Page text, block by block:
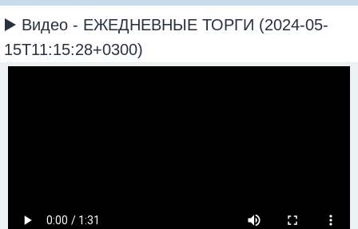
▶️ Видео - ЕЖЕДНЕВНЫЕ ТОРГИ (2024-05-
15T11:15:28+0300)